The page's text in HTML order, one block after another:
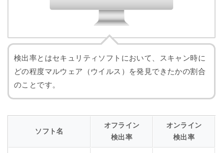
検出率とはセキュリティソフトにおいて、スキャン時に
どの程度マルウェア（ウイルス）を発見できたかの割合
のことです。
ソフト名
オフライン
検出率
オンライン
検出率